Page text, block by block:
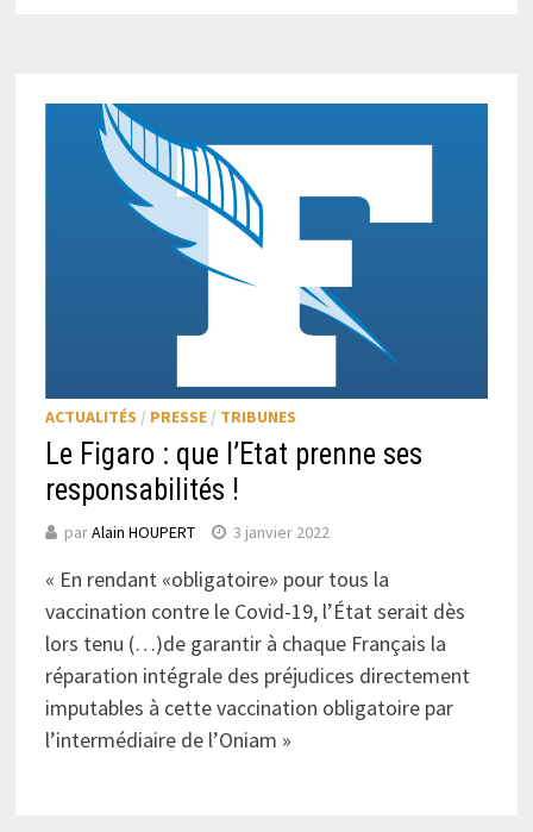
ACTUALITÉS / PRESSE/ TRIBUNES
Le Figaro : que l’Etat prenne ses
responsabilités !
parAlain HOUPERT 3 janvier 2022
« En rendant «obligatoire» pour tous la
vaccination contre le Covid-19, l’État serait dès
lors tenu (…)de garantir à chaque Français la
réparation intégrale des préjudices directement
imputables à cette vaccination obligatoire par
l’intermédiaire de l’Oniam »